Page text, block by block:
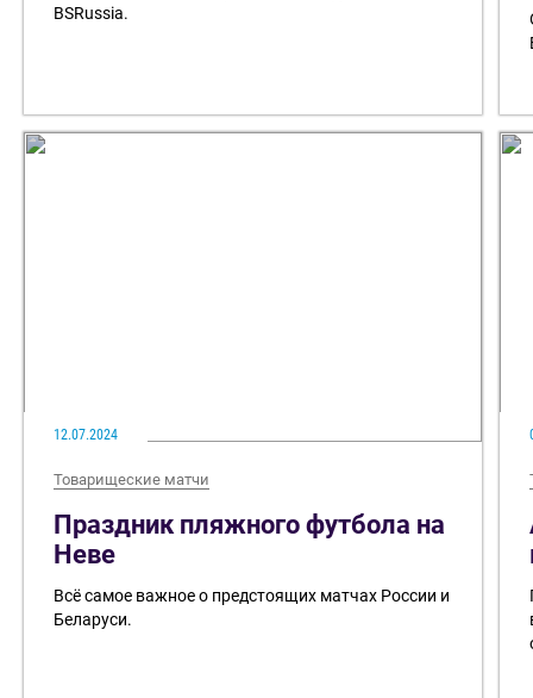
BSRussia.
12.07.2024
Товарищеские матчи
Праздник пляжного футбола на
Неве
Всё самое важное о предстоящих матчах России и
Беларуси.